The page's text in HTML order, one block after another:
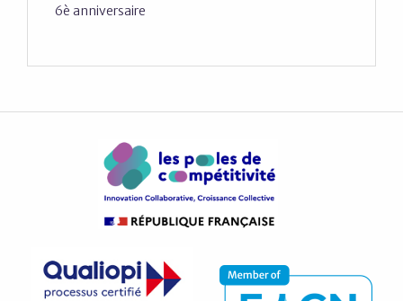
6è anniversaire